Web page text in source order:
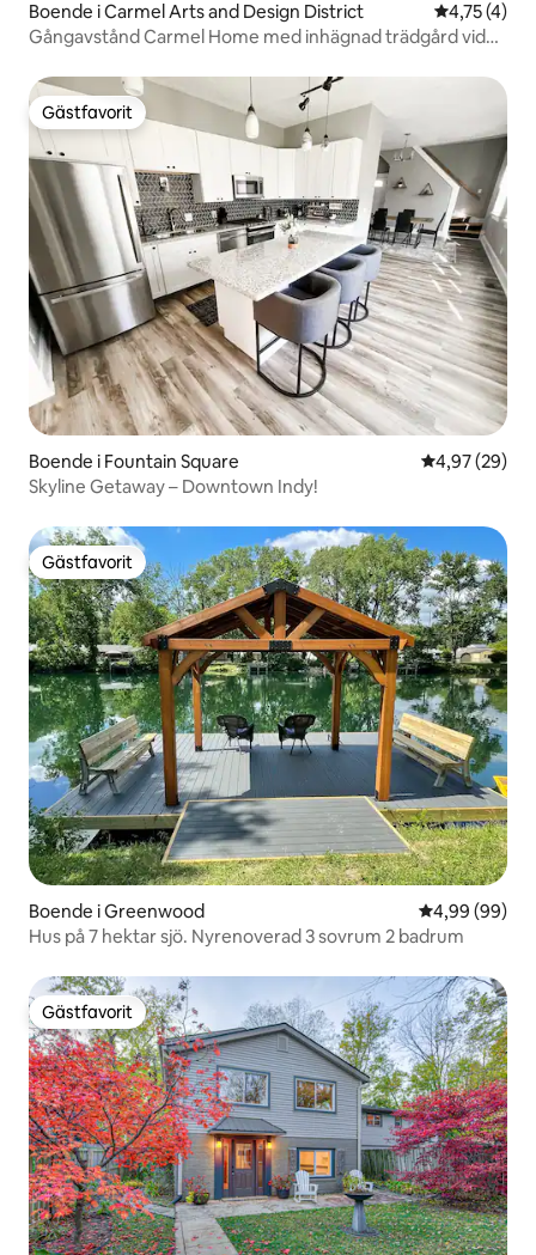
Boende i Carmel Arts and Design District 4,75 av 5 i
4,75 (4)
Gångavstånd Carmel Home med inhägnad trädgård vid
Gästfavorit
Gästfavorit
Boende i Fountain Square 4,97 av 5 i
4,97 (29)
Skyline Getaway – Downtown Indy!
Gästfavorit
Gästfavorit
Boende i Greenwood 4,99 av 5 i
4,99 (99)
Hus på 7 hektar sjö. Nyrenoverad 3 sovrum 2 badrum
Gästfavorit
Gästfavorit